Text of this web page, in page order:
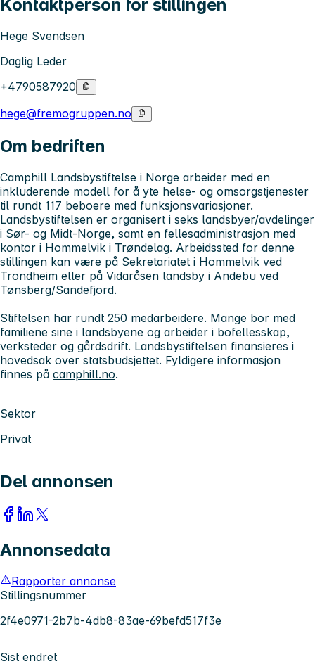
Kontaktperson for stillingen
Hege Svendsen
Daglig Leder
+4790587920
hege@fremogruppen.no
Om bedriften
Camphill Landsbystiftelse i Norge arbeider med en
inkluderende modell for å yte helse- og omsorgstjenester
til rundt 117 beboere med funksjonsvariasjoner.
Landsbystiftelsen er organisert i seks landsbyer/avdelinger
i Sør- og Midt-Norge, samt en fellesadministrasjon med
kontor i Hommelvik i Trøndelag. Arbeidssted for denne
stillingen kan være på Sekretariatet i Hommelvik ved
Trondheim eller på Vidaråsen landsby i Andebu ved
Tønsberg/Sandefjord.
Stiftelsen har rundt 250 medarbeidere. Mange bor med
familiene sine i landsbyene og arbeider i bofellesskap,
verksteder og gårdsdrift. Landsbystiftelsen finansieres i
hovedsak over statsbudsjettet. Fyldigere informasjon
finnes på camphill.no.
Sektor
Privat
Del annonsen
Annonsedata
Rapporter annonse
Stillingsnummer
2f4e0971-2b7b-4db8-83ae-69befd517f3e
Sist endret